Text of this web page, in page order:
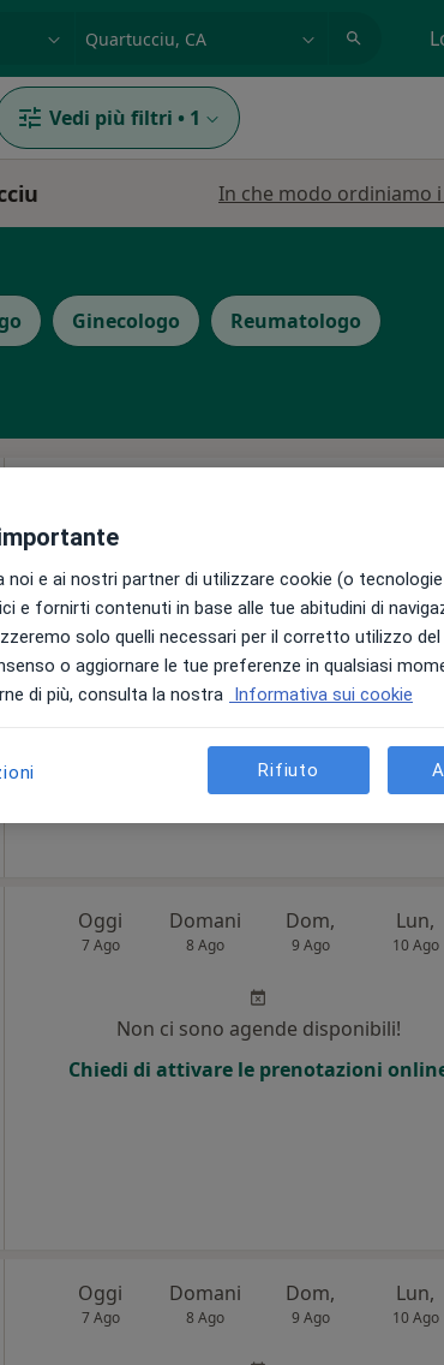
Vedi più filtri • 1
In che modo ordiniamo
Ginecologo Reumatologo
Non ci sono agende disponibili!
Chiedi di attivare le prenotazioni
Oggi
7 Ago
Domani
8 Ago
Dom,
9 Ago
Lun,
10 Ago
Non ci sono agende disponibili!
Chiedi di attivare le prenotazioni
Oggi
7 Ago
Domani
8 Ago
Dom,
9 Ago
Lun,
10 Ago
e ai nostri partner di utilizzare cookie (o
e fornirti contenuti in base alle tue abitudini di
solo quelli necessari per il corretto utilizzo
o aggiornare le tue preferenze in qualsiasi
di più, consulta la nostra Informativa sui cookie
Rifiuto